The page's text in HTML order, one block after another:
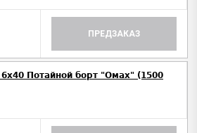
ПРЕДЗАКАЗ
Потайной борт "Омах" (1500